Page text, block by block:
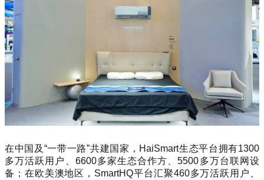
在中国及“一带一路”共建国家，HaiSmart生态平台拥有1300
多万活跃用户、6600多家生态合作方、5500多万台联网设
备；在欧美澳地区，SmartHQ平台汇聚460多万活跃用户、